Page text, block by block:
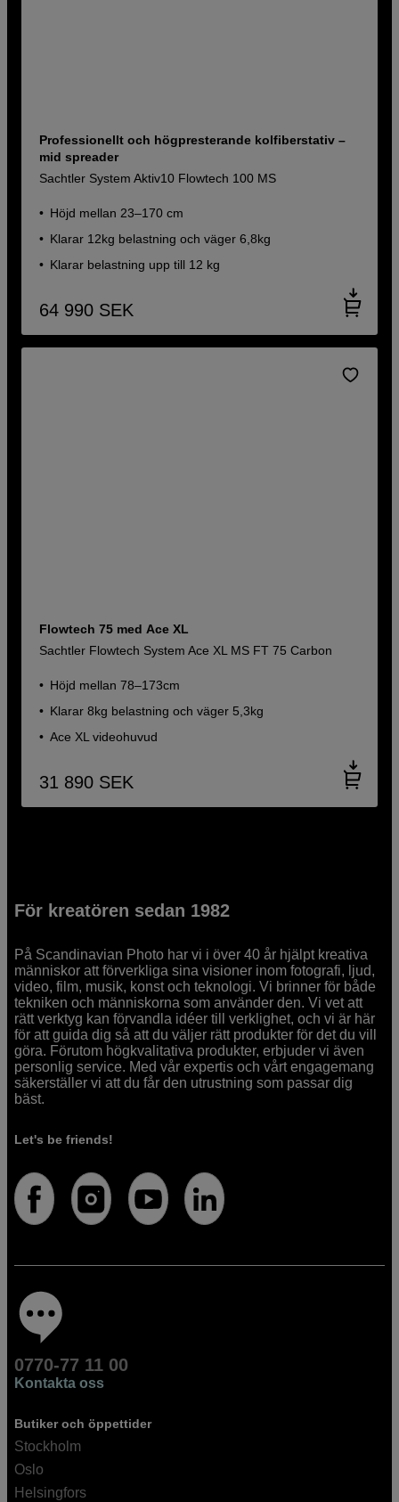
Professionellt och högpresterande kolfiberstativ –
mid spreader
Sachtler System Aktiv10 Flowtech 100 MS
Höjd mellan 23–170 cm
Klarar 12kg belastning och väger 6,8kg
Klarar belastning upp till 12 kg
64 990 SEK
Flowtech 75 med Ace XL
Sachtler Flowtech System Ace XL MS FT 75 Carbon
Höjd mellan 78–173cm
Klarar 8kg belastning och väger 5,3kg
Ace XL videohuvud
31 890 SEK
För kreatören sedan 1982
På Scandinavian Photo har vi i över 40 år hjälpt kreativa
människor att förverkliga sina visioner inom fotografi, ljud,
video, film, musik, konst och teknologi. Vi brinner för både
tekniken och människorna som använder den. Vi vet att
rätt verktyg kan förvandla idéer till verklighet, och vi är här
för att guida dig så att du väljer rätt produkter för det du vill
göra. Förutom högkvalitativa produkter, erbjuder vi även
personlig service. Med vår expertis och vårt engagemang
säkerställer vi att du får den utrustning som passar dig
bäst.
Let's be friends!
0770-77 11 00
Kontakta oss
Butiker och öppettider
Stockholm
Oslo
Helsingfors